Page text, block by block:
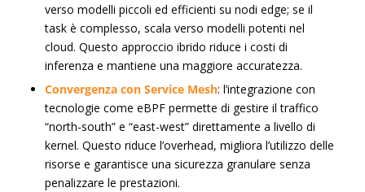
verso modelli piccoli ed efficienti su nodi edge; se il
task è complesso, scala verso modelli potenti nel
cloud. Questo approccio ibrido riduce i costi di
inferenza e mantiene una maggiore accuratezza.
Convergenza con Service Mesh: l’integrazione con
tecnologie come eBPF permette di gestire il traffico
“north-south” e “east-west” direttamente a livello di
kernel. Questo riduce l’overhead, migliora l’utilizzo delle
risorse e garantisce una sicurezza granulare senza
penalizzare le prestazioni.